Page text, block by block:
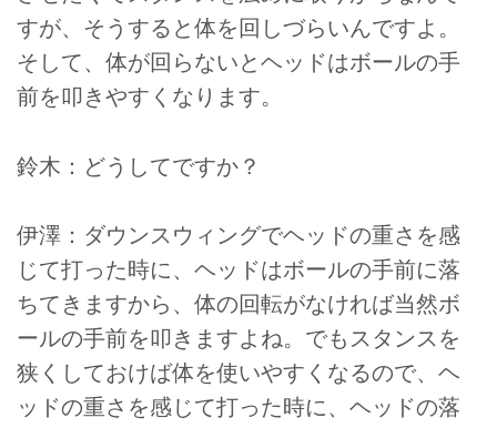
すが、そうすると体を回しづらいんですよ。
そして、体が回らないとヘッドはボールの手
前を叩きやすくなります。
鈴木：どうしてですか？
伊澤：ダウンスウィングでヘッドの重さを感
じて打った時に、ヘッドはボールの手前に落
ちてきますから、体の回転がなければ当然ボ
ールの手前を叩きますよね。でもスタンスを
狭くしておけば体を使いやすくなるので、ヘ
ッドの重さを感じて打った時に、ヘッドの落